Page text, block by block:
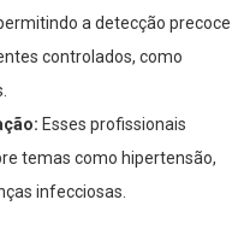
a detecção precoce
controlados, como
Esses profissionais
temas como hipertensão,
infecciosas.